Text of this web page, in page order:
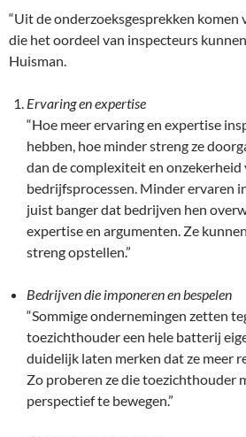
“Uit de onderzoeksgesprekken komen
die het oordeel van inspecteurs
Huisman.
Ervaring en expertise
“Hoe meer ervaring en expertise
hebben, hoe minder streng ze
dan de complexiteit en onzekerheid
bedrijfsprocessen. Minder ervaren
juist banger dat bedrijven hen
expertise en argumenten. Ze
streng opstellen.”
Bedrijven die imponeren en bespelen
“Sommige ondernemingen zetten
toezichthouder een hele batterij
duidelijk laten merken dat ze meer
Zo proberen ze die toezichthouder
perspectief te bewegen.”